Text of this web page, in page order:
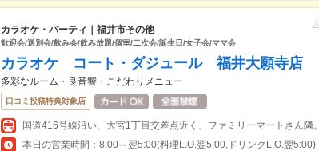
カラオケ・パーティ｜福井市その他
歓迎会/送別会/飲み会/飲み放題/個室/二次会/誕生日/女子会/ママ会
カラオケ コート・ダジュール 福井大願寺店
多彩なルーム・良音響・こだわりメニュー
口コミ投稿特典対象店
国道416号線沿い、大宮1丁目交差点近く、ファミリーマートさん隣。
本日の営業時間：8:00～翌5:00(料理L.O.翌5:00,ドリンクL.O.翌5:00)